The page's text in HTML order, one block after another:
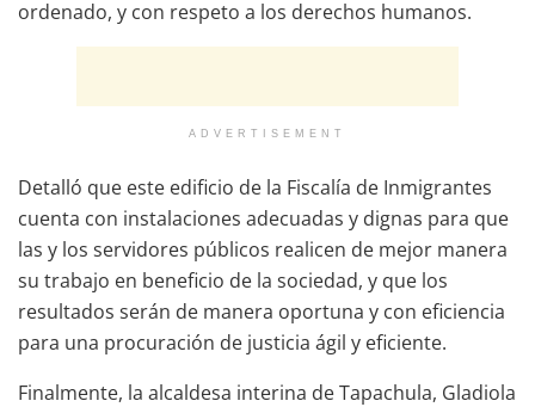
ordenado, y con respeto a los derechos humanos.
ADVERTISEMENT
Detalló que este edificio de la Fiscalía de Inmigrantes
cuenta con instalaciones adecuadas y dignas para que
las y los servidores públicos realicen de mejor manera
su trabajo en beneficio de la sociedad, y que los
resultados serán de manera oportuna y con eficiencia
para una procuración de justicia ágil y eficiente.
Finalmente, la alcaldesa interina de Tapachula, Gladiola